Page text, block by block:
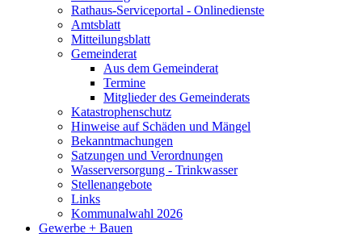
Rathaus-Serviceportal - Onlinedienste
Amtsblatt
Mitteilungsblatt
Gemeinderat
Aus dem Gemeinderat
Termine
Mitglieder des Gemeinderats
Katastrophenschutz
Hinweise auf Schäden und Mängel
Bekanntmachungen
Satzungen und Verordnungen
Wasserversorgung - Trinkwasser
Stellenangebote
Links
Kommunalwahl 2026
Gewerbe + Bauen